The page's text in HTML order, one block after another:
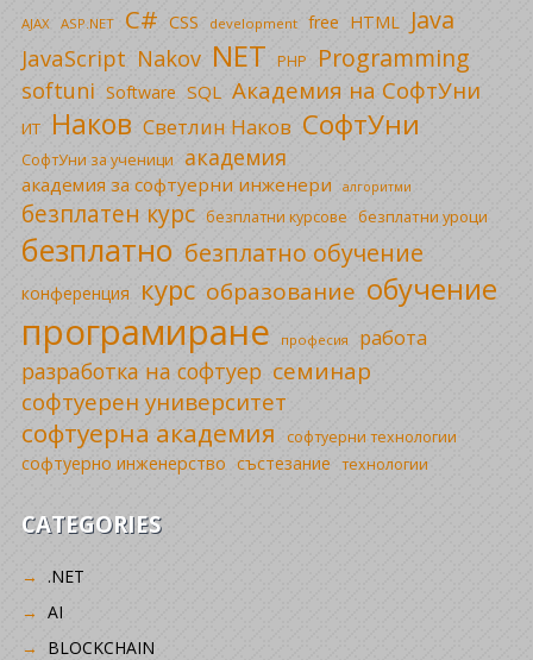
AJAX ASP.NET C# CSS development free HTML Java
JavaScript Nakov NET PHP Programming
softuni Software SQL Академия на СофтУни
ИТ Наков Светлин Наков СофтУни
СофтУни за ученици академия
академия за софтуерни инженери алгоритми
безплатен курс безплатни курсове безплатни уроци
безплатно безплатно обучение
конференция курс образование обучение
програмиране професия работа
разработка на софтуер семинар
софтуерен университет
софтуерна академия софтуерни технологии
софтуерно инженерство състезание технологии
CATEGORIES
.NET
AI
BLOCKCHAIN